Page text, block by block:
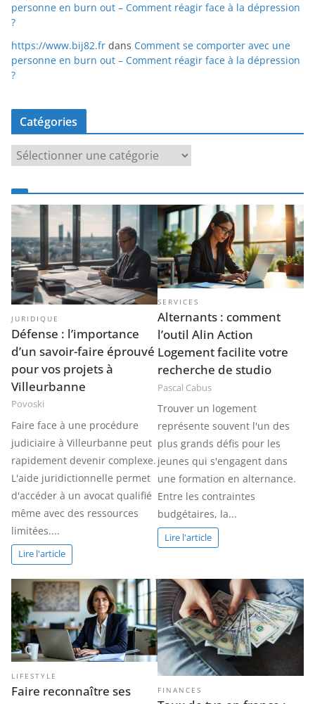
personne en burn out – Comment réagir face à la dépression
?
https://www.bij82.fr dans Comment se comporter avec une
personne en burn out – Comment réagir face à la dépression
?
Catégories
a
t
é
g
o
r
i
e
JURIDIQUE
Défense : l’importance
d’un savoir-faire éprouvé
pour vos projets à
Villeurbanne
Povoski
Faire face à une procédure
judiciaire à Villeurbanne peut
rapidement devenir complexe.
L'aide juridictionnelle permet
d'accéder à un avocat qualifié
même avec des ressources
limitées....
Lire l'article
SERVICES
Alternants : comment
l’outil Alin Action
Logement facilite votre
recherche de studio
Pascal Cabus
Trouver un logement
représente souvent l'un des
plus grands défis pour les
jeunes qui s'engagent dans
une formation en alternance.
Entre les contraintes
budgétaires, la...
Lire l'article
LIFESTYLE
Faire reconnaître ses
FINANCES